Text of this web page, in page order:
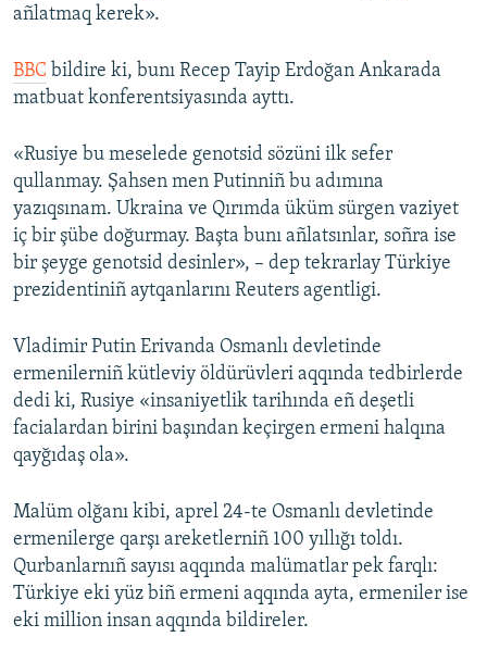
añlatmaq kerek».
BBC bildire ki, bunı Recep Tayip Erdoğan Ankarada
matbuat konferentsiyasında ayttı.
«Rusiye bu meselede genotsid sözüni ilk sefer
qullanmay. Şahsen men Putinniñ bu adımına
yazıqsınam. Ukraina ve Qırımda üküm sürgen vaziyet
iç bir şübe doğurmay. Başta bunı añlatsınlar, soñra ise
bir şeyge genotsid desinler», – dep tekrarlay Türkiye
prezidentiniñ aytqanlarını Reuters agentligi.
Vladimir Putin Erivanda Osmanlı devletinde
ermenilerniñ kütleviy öldürüvleri aqqında tedbirlerde
dedi ki, Rusiye «insaniyetlik tarihında eñ deşetli
facialardan birini başından keçirgen ermeni halqına
qayğıdaş ola».
Malüm olğanı kibi, aprel 24-te Osmanlı devletinde
ermenilerge qarşı areketlerniñ 100 yıllığı toldı.
Qurbanlarnıñ sayısı aqqında malümatlar pek farqlı:
Türkiye eki yüz biñ ermeni aqqında ayta, ermeniler ise
eki million insan aqqında bildireler.